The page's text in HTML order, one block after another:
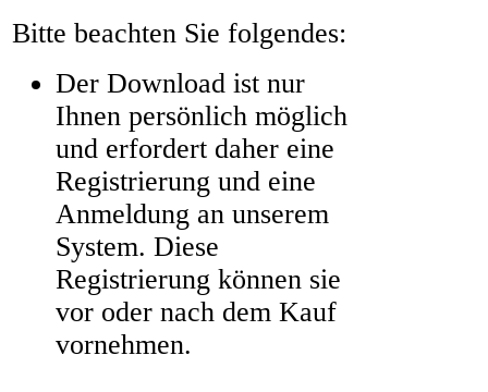
Bitte beachten Sie folgendes:
Der Download ist nur
Ihnen persönlich möglich
und erfordert daher eine
Registrierung und eine
Anmeldung an unserem
System. Diese
Registrierung können sie
vor oder nach dem Kauf
vornehmen.